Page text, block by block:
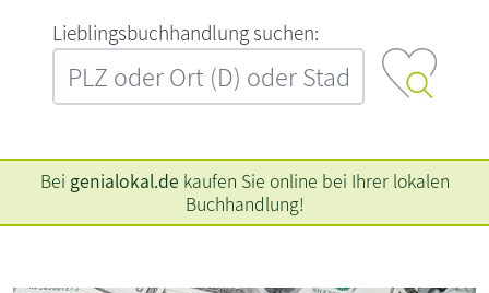
L‍i‍e‍b‍l‍i‍n‍g‍s‍b‍u‍c‍h‍h‍a‍n‍d‍l‍u‍n‍g‍ ‍s‍u‍c‍h‍e‍n‍:‍
Bei genialokal.de kaufen Sie online bei Ihrer lokalen
Buchhandlung!